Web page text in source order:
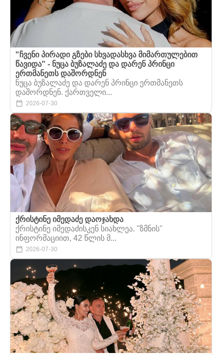
"ჩვენი პირადი გზები სხვადასხვა მიმართულებით
წავიდა" - ნუცა ბუზალაძე და დარენ პრინცი
ერთმანეთს დაშორდნენ
ნუცა ბუზალაძე და დარენ პრინცი ერთმანეთს
დაშორდნენ. ქართველი...
2026-07-30
ქრისტინე იმედაძე დაოჯახდა
ქრისტინე იმედაძისკენ სიახლეა. "ზმნის"
ინფორმაციით, 42 წლის მ...
2026-07-30